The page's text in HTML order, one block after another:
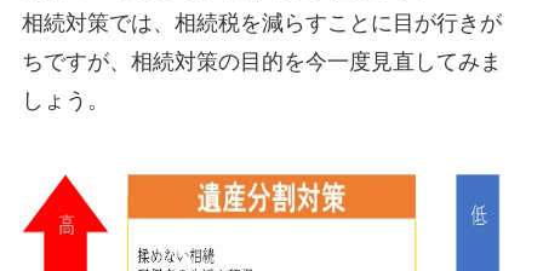
相続対策では、相続税を減らすことに目が行きが
ちですが、相続対策の目的を今一度見直してみま
しょう。